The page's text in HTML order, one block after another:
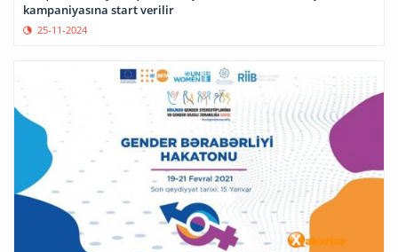
kampaniyasına start verilir
25-11-2024